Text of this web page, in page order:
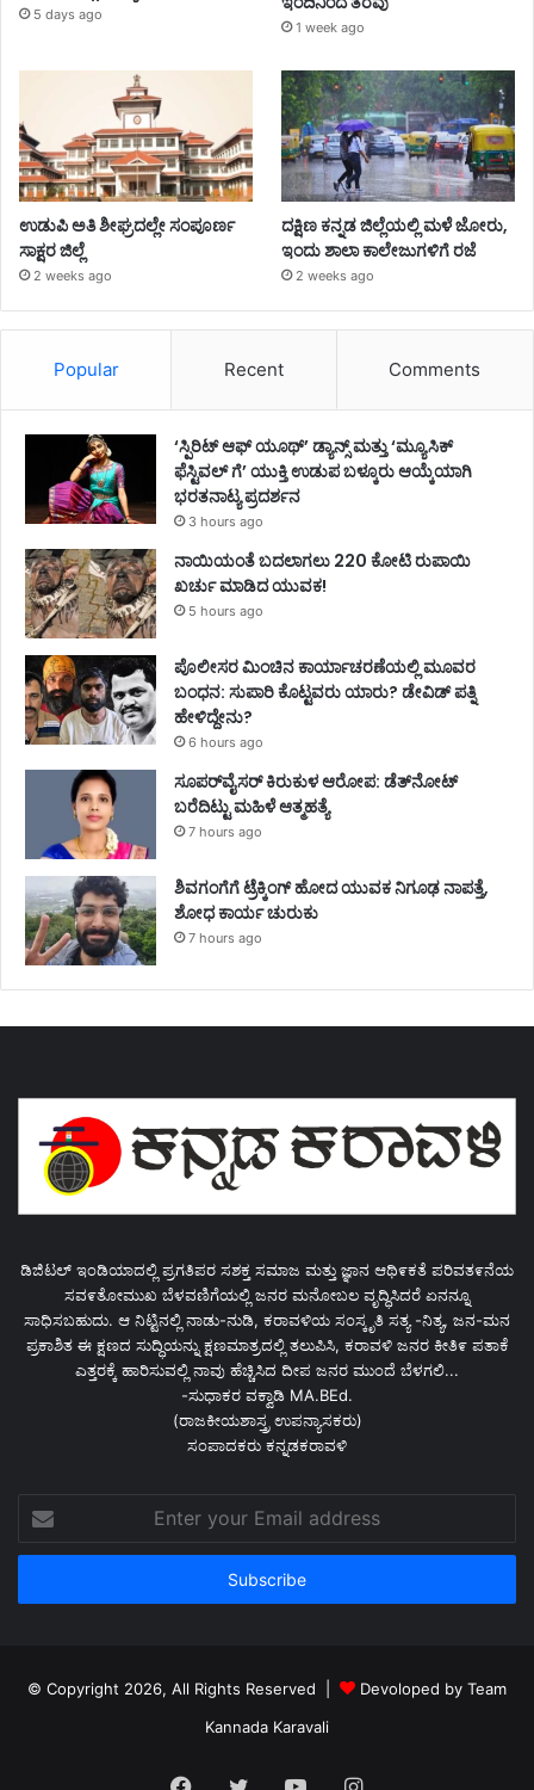
5 days ago
1 week ago
ಉಡುಪಿ ಅತಿ ಶೀಘ್ರದಲ್ಲೇ ಸಂಪೂರ್ಣ
ಸಾಕ್ಷರ ಜಿಲ್ಲೆ
2 weeks ago
ದಕ್ಷಿಣ ಕನ್ನಡ ಜಿಲ್ಲೆಯಲ್ಲಿ ಮಳೆ ಜೋರು,
ಇಂದು ಶಾಲಾ ಕಾಲೇಜುಗಳಿಗೆ ರಜೆ
2 weeks ago
Popular Recent Comments
‘ಸ್ಪಿರಿಟ್ ಆಫ್ ಯೂಥ್’ ಡ್ಯಾನ್ಸ್ ಮತ್ತು ‘ಮ್ಯೂಸಿಕ್
ಫೆಸ್ಟಿವಲ್ ಗೆ’ ಯುಕ್ತಿ ಉಡುಪ ಬಳ್ಕೂರು ಆಯ್ಕೆಯಾಗಿ
ಭರತನಾಟ್ಯ ಪ್ರದರ್ಶನ
3 hours ago
ನಾಯಿಯಂತೆ ಬದಲಾಗಲು 220 ಕೋಟಿ ರುಪಾಯಿ
ಖರ್ಚು ಮಾಡಿದ ಯುವಕ!
5 hours ago
ಪೊಲೀಸರ ಮಿಂಚಿನ ಕಾರ್ಯಾಚರಣೆಯಲ್ಲಿ ಮೂವರ
ಬಂಧನ: ಸುಪಾರಿ ಕೊಟ್ಟವರು ಯಾರು? ಡೇವಿಡ್ ಪತ್ನಿ
ಹೇಳಿದ್ದೇನು?
6 hours ago
ಸೂಪರ್‌ವೈಸರ್‌ ಕಿರುಕುಳ ಆರೋಪ: ಡೆತ್‌ನೋಟ್‌
ಬರೆದಿಟ್ಟು ಮಹಿಳೆ ಆತ್ಮಹತ್ಯೆ
7 hours ago
ಶಿವಗಂಗೆಗೆ ಟ್ರೆಕ್ಕಿಂಗ್‌ ಹೋದ ಯುವಕ ನಿಗೂಢ ನಾಪತ್ತೆ,
ಶೋಧ ಕಾರ್ಯ ಚುರುಕು
7 hours ago
ಡಿಜಿಟಲ್ ಇಂಡಿಯಾದಲ್ಲಿ ಪ್ರಗತಿಪರ ಸಶಕ್ತ ಸಮಾಜ ಮತ್ತು ಜ್ಞಾನ ಆಥಿ೯ಕತೆ ಪರಿವತ೯ನೆಯ
ಸವ೯ತೋಮುಖ ಬೆಳವಣಿಗೆಯಲ್ಲಿ ಜನರ ಮನೋಬಲ ವೃದ್ಧಿಸಿದರೆ ಏನನ್ನೂ
ಸಾಧಿಸಬಹುದು. ಆ ನಿಟ್ಟಿನಲ್ಲಿ ನಾಡು-ನುಡಿ, ಕರಾವಳಿಯ ಸಂಸ್ಕೃತಿ ಸತ್ಯ -ನಿತ್ಯ, ಜನ-ಮನ
ಪ್ರಕಾಶಿತ ಈ ಕ್ಷಣದ ಸುದ್ಧಿಯನ್ನು ಕ್ಷಣಮಾತ್ರದಲ್ಲಿ ತಲುಪಿಸಿ, ಕರಾವಳಿ ಜನರ ಕೀತಿ೯ ಪತಾಕೆ
ಎತ್ತರಕ್ಕೆ ಹಾರಿಸುವಲ್ಲಿ ನಾವು ಹೆಚ್ಚಿಸಿದ ದೀಪ ಜನರ ಮುಂದೆ ಬೆಳಗಲಿ...
-ಸುಧಾಕರ ವಕ್ವಾಡಿ MA.BEd.
(ರಾಜಕೀಯಶಾಸ್ತ್ರ ಉಪನ್ಯಾಸಕರು)
ಸಂಪಾದಕರು ಕನ್ನಡಕರಾವಳಿ
your
Email
© Copyright 2026, All Rights Reserved |
Devoloped by Team
Kannada Karavali